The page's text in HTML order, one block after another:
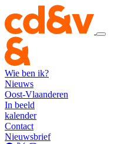
Wie ben ik?
Nieuws
Oost-Vlaanderen
In beeld
kalender
Contact
Nieuwsbrief